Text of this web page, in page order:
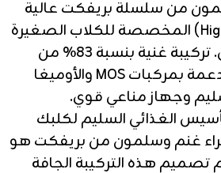
من سلسلة بريفكت عالية
الأداء (High Performance) المخصصة للكلاب الصغيرة
في مراحل النمو الأولى. تركيبة غنية بنسبة 83% من
البروتين الحيواني، ومدعمة بمركبات MOS والأوميغا
وجهاز مناعي قوي.
الغذائي السليم لكلبك
غنم وسلمون من بريفكت هو
تصميم هذه التركيبة الجافة